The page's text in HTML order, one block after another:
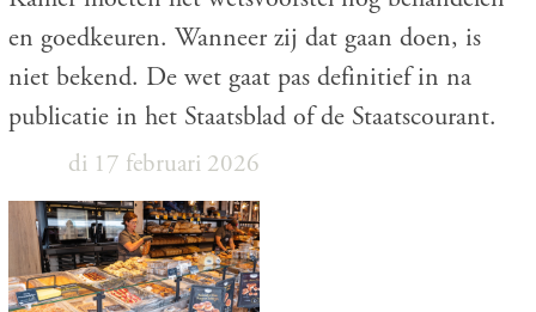
en goedkeuren. Wanneer zij dat gaan doen, is
niet bekend. De wet gaat pas definitief in na
publicatie in het Staatsblad of de Staatscourant.
di 17 februari 2026